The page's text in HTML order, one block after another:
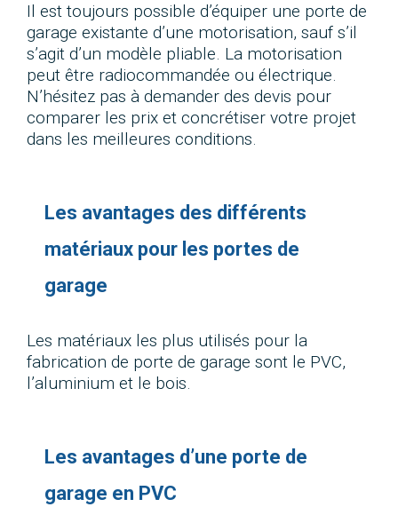
Il est toujours possible d’équiper une porte de
garage existante d’une motorisation, sauf s’il
s’agit d’un modèle pliable. La motorisation
peut être radiocommandée ou électrique.
N’hésitez pas à demander des devis pour
comparer les prix et concrétiser votre projet
dans les meilleures conditions.
Les avantages des différents
matériaux pour les portes de
garage
Les matériaux les plus utilisés pour la
fabrication de porte de garage sont le PVC,
l’aluminium et le bois.
Les avantages d’une porte de
garage en PVC